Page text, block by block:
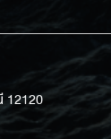
12120